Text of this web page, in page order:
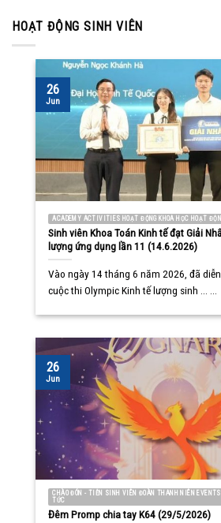
HOẠT ĐỘNG SINH VIÊN
ACADEMY ACTIVITIES HOẠT ĐỘNG KHOA HỌC HOẠT
Sinh viên Khoa Toán Kinh tế đạt Giải
lượng ứng dụng lần 11 (14.6.2026)
Vào ngày 14 tháng 6 năm 2026, đã
cuộc thi Olympic Kinh tế lượng sinh ... ...
26
Jun
CHÀO ĐÓN - TIỄN SINH VIÊN ĐOÀN THANH NIÊN
TỨC
Đêm Promp chia tay K64 (29/5/2026)
26
Jun